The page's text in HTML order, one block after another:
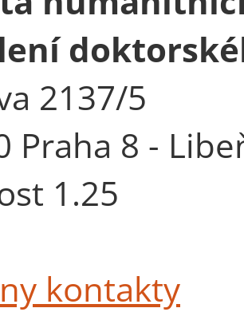
2137/5
Praha 8 -
1.25
kontakty